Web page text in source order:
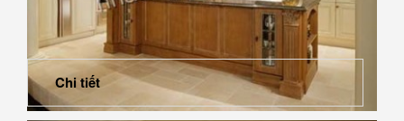
Chi tiết